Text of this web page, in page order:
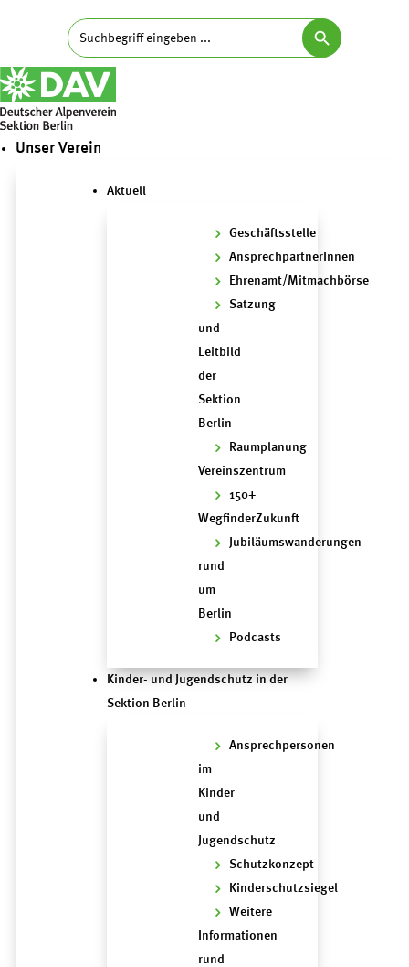
Search
for:
Search Button
Unser Verein
Aktuell
Geschäftsstelle
AnsprechpartnerInnen
Ehrenamt/Mitmachbörse
Satzung
und
Leitbild
der
Sektion
Berlin
Raumplanung
Vereinszentrum
150+
WegfinderZukunft
Jubiläumswanderungen
rund
um
Berlin
Podcasts
Kinder- und Jugendschutz in der
Sektion Berlin
Ansprechpersonen
im
Kinder
und
Jugendschutz
Schutzkonzept
Kinderschutzsiegel
Weitere
Informationen
rund